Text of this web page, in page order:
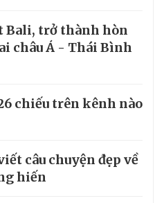
Bali, trở thành hòn
châu Á - Thái Bình
chiếu trên kênh nào
câu chuyện đẹp về
hiến